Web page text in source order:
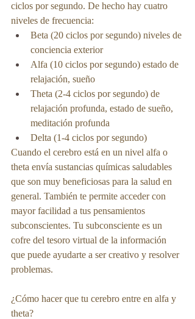
ciclos por segundo. De hecho hay cuatro
niveles de frecuencia:
Beta (20 ciclos por segundo) niveles de
conciencia exterior
Alfa (10 ciclos por segundo) estado de
relajación, sueño
Theta (2-4 ciclos por segundo) de
relajación profunda, estado de sueño,
meditación profunda
Delta (1-4 ciclos por segundo)
Cuando el cerebro está en un nivel alfa o
theta envía sustancias químicas saludables
que son muy beneficiosas para la salud en
general. También te permite acceder con
mayor facilidad a tus pensamientos
subconscientes. Tu subconsciente es un
cofre del tesoro virtual de la información
que puede ayudarte a ser creativo y resolver
problemas.
¿Cómo hacer que tu cerebro entre en alfa y
theta?